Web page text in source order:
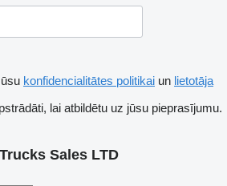
konfidencialitātes politikai un lietotāja
lai atbildētu uz jūsu pieprasījumu.
Sales LTD